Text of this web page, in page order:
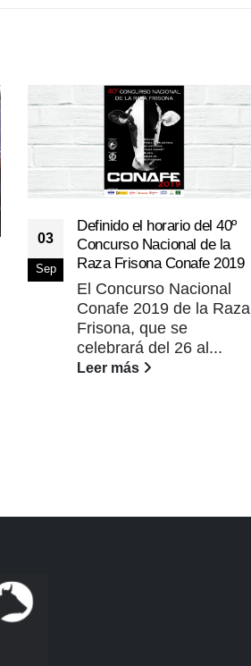
03
Sep
Definido el horario del 40º
Concurso Nacional de la
Raza Frisona Conafe 2019
El Concurso Nacional
Conafe 2019 de la Raza
Frisona, que se
celebrará del 26 al...
Leer más